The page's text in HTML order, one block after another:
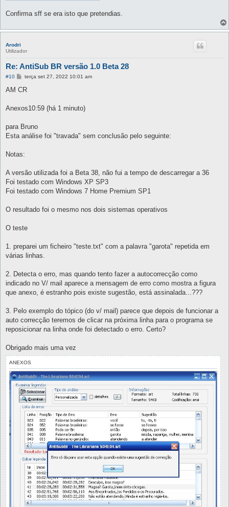
Confirma sff se era isto que pretendias.
Arodri
Utilizador
Re: AntiSub BR versão 1.0 Beta 28
#10
M
n
g
terça set 27, 2022 10:01 am
AM CR
Anexos10:59 (há 1 minuto)
para Bruno
Esta análise foi "travada" sem conclusão pelo seguinte:
Notas:
A versão utilizada foi a Beta 38, não fui a tempo de descarregar a 36
Foi testado com Windows XP SP3
Foi testado com Windows 7 Home Premium SP1
O resultado foi o mesmo nos dois sistemas operativos
O teste
1. preparei um ficheiro "teste.txt" com a palavra "garota" repetida em
várias linhas.
2. Detecta o erro, mas quando tento fazer a autocorrecção como
indicado no V/ mail aparece a mensagem de erro como mostra a figura
que anexo, é estranho pois existe sugestão, está assinalada...???
3. Pelo exemplo do tópico (do v/ mail) parece que depois de funcionar a
auto correcção teremos de clicar na próxima linha para o programa se
reposicionar na linha onde foi detectado o erro. Certo?
Obrigado mais uma vez
ANEXOS